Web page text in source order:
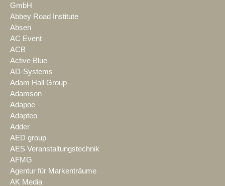
GmbH
Abbey Road Institute
Absen
AC Event
ACB
Active Blue
AD-Systems
Adam Hall Group
Adamson
Adapoe
Adapteo
Adder
AED group
AES Veranstaltungstechnik
AFMG
Agentur für Markenträume
AK Media